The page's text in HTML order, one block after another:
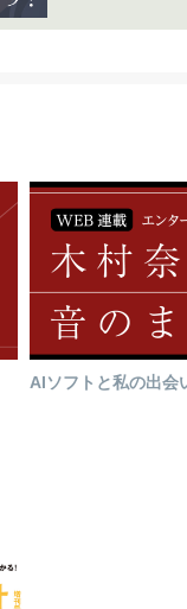
AIソフトと私の出会